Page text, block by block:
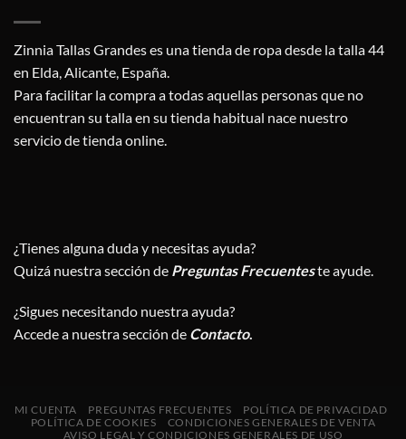
Zinnia Tallas Grandes es una tienda de ropa desde la talla 44
en Elda, Alicante, España.
Para facilitar la compra a todas aquellas personas que no
encuentran su talla en su tienda habitual nace nuestro
servicio de tienda online.
¿Tienes alguna duda y necesitas ayuda?
Quizá nuestra sección de Preguntas Frecuenteste ayude.
¿Sigues necesitando nuestra ayuda?
Accede a nuestra sección de Contacto.
MI CUENTA PREGUNTAS FRECUENTES
POLÍTICA DE PRIVACIDAD
POLÍTICA DE COOKIES
CONDICIONES GENERALES DE VENTA
AVISO LEGAL Y CONDICIONES GENERALES DE USO